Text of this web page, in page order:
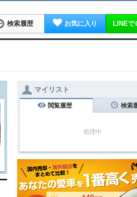
検索履歴 お気に入り LINEで
マイリスト
閲覧履歴 検索
処理中